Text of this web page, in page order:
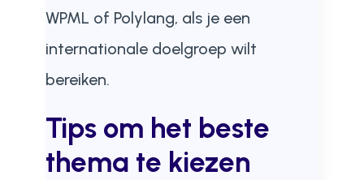
WPML of Polylang, als je een
internationale doelgroep wilt
bereiken.
Tips om het beste
thema te kiezen